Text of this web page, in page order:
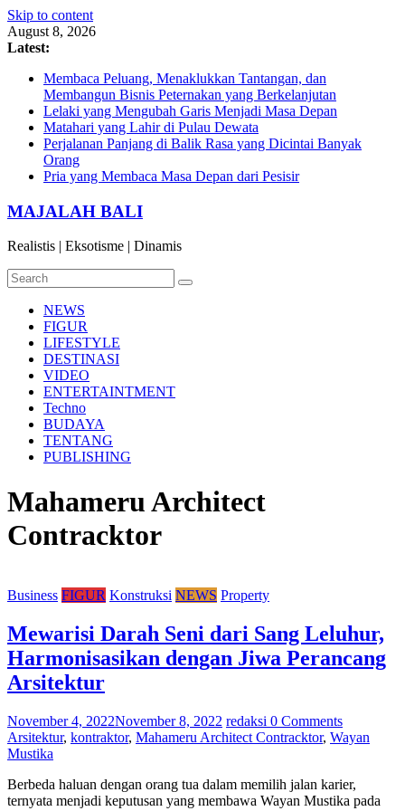
Skip to content
August 8, 2026
Latest:
Membaca Peluang, Menaklukkan Tantangan, dan
Membangun Bisnis Peternakan yang Berkelanjutan
Lelaki yang Mengubah Garis Menjadi Masa Depan
Matahari yang Lahir di Pulau Dewata
Perjalanan Panjang di Balik Rasa yang Dicintai Banyak
Orang
Pria yang Membaca Masa Depan dari Pesisir
MAJALAH BALI
Realistis | Eksotisme | Dinamis
NEWS
FIGUR
LIFESTYLE
DESTINASI
VIDEO
ENTERTAINTMENT
Techno
BUDAYA
TENTANG
PUBLISHING
Mahameru Architect
Contracktor
Business FIGUR Konstruksi NEWS Property
Mewarisi Darah Seni dari Sang Leluhur,
Harmonisasikan dengan Jiwa Perancang
Arsitektur
November 4, 2022November 8, 2022 redaksi 0 Comments
Arsitektur, kontraktor, Mahameru Architect Contracktor, Wayan
Mustika
Berbeda haluan dengan orang tua dalam memilih jalan karier,
ternyata menjadi keputusan yang membawa Wayan Mustika pada